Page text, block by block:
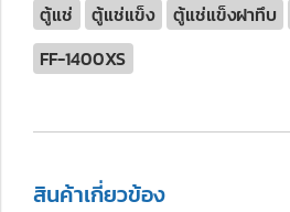
ตู้แช่ ตู้แช่แข็ง ตู้แช่แข็งฝาทึบ
FF-1400XS
สินค้าเกี่ยวข้อง